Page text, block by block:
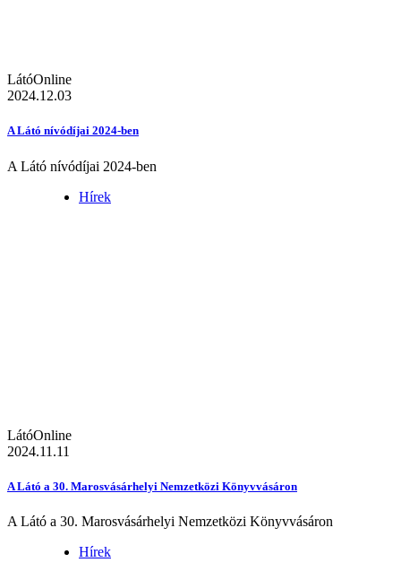
LátóOnline
2024.12.03
A Látó nívódíjai 2024-ben
A Látó nívódíjai 2024-ben
Hírek
LátóOnline
2024.11.11
A Látó a 30. Marosvásárhelyi Nemzetközi Könyvvásáron
A Látó a 30. Marosvásárhelyi Nemzetközi Könyvvásáron
Hírek